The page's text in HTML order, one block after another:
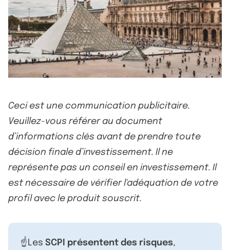
Ceci est une communication publicitaire.
Veuillez-vous référer au document
d’informations clés avant de prendre toute
décision finale d’investissement. Il ne
représente pas un conseil en investissement. Il
est nécessaire de vérifier l'adéquation de votre
profil avec le produit souscrit.
☝️Les SCPI présentent des risques,